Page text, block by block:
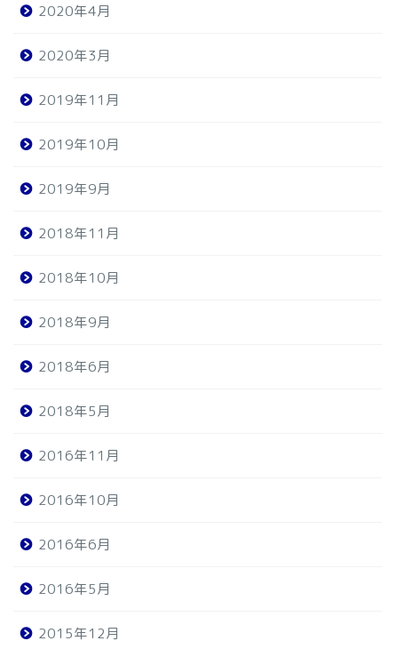
2020年4月
2020年3月
2019年11月
2019年10月
2019年9月
2018年11月
2018年10月
2018年9月
2018年6月
2018年5月
2016年11月
2016年10月
2016年6月
2016年5月
2015年12月